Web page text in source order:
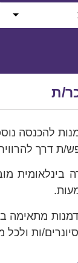
ת
להכנסה
ת דרך
בינלאומית
מתאימה
ות